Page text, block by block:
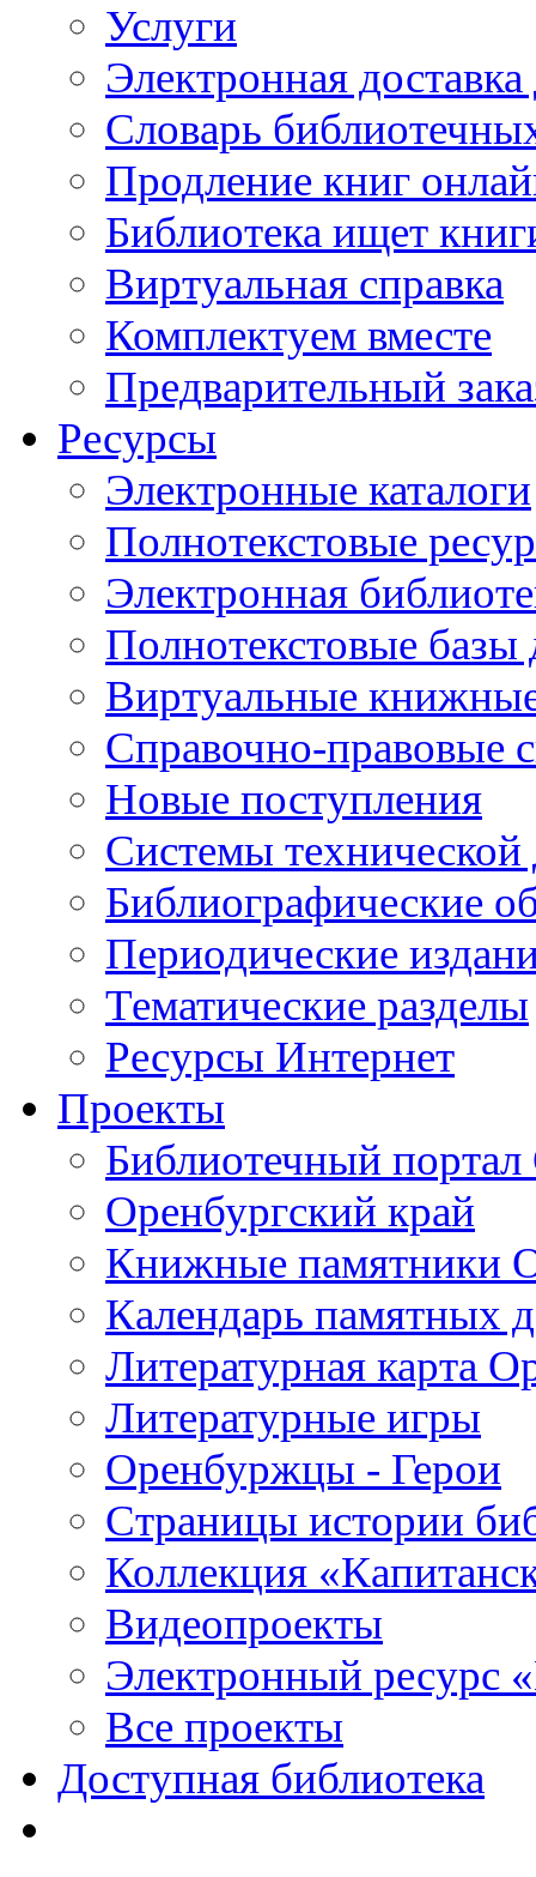
Услуги
Электронная
Словарь
Продление книг
Библиотека ищет
Виртуальная справка
Комплектуем вместе
Предварительный
Ресурсы
Электронные каталоги
Полнотекстовые
Электронная
Полнотекстовые
Виртуальные
Справочно-правовые
Новые поступления
Cистемы
Библиографические
Периодические
Тематические разделы
Ресурсы Интернет
Проекты
Библиотечный портал
Оренбургский край
Книжные памятники
Календарь памятных
Литературная карта
Литературные игры
Оренбуржцы - Герои
Страницы истории
Коллекция
Видеопроекты
Электронный ресурс
Все проекты
Доступная библиотека